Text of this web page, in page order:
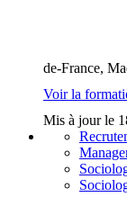
de-France,
Voir la
Mis à jour le